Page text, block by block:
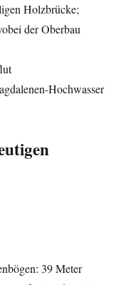
Holzbrücke;
der Oberbau
Hochwasser
39 Meter